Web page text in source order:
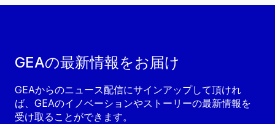
GEAの最新情報をお届け
GEAからのニュース配信にサインアップして頂けれ
ば、GEAのイノベーションやストーリーの最新情報を
受け取ることができます。